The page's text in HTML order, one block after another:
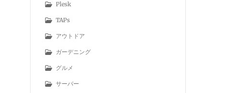
Plesk
TAPs
アウトドア
ガーデニング
グルメ
サーバー